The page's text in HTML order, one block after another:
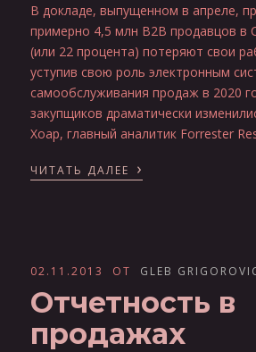
В докладе, выпущенном в апреле,
примерно 4,5 млн B2B продавцов
(или 22 процента) потеряют свои
уступив свою роль электронным
самообслуживания продаж в 2020
закупщиков драматически
Хоар, главный аналитик Forrester
ЧИТАТЬ ДАЛЕЕ ›
02.11.2013 ОТ GLEB
Отчетность в
продажах